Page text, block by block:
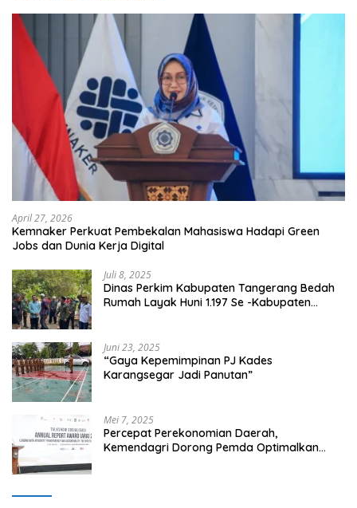
April 27, 2026
Kemnaker Perkuat Pembekalan Mahasiswa Hadapi Green
Jobs dan Dunia Kerja Digital
Juli 8, 2025
Dinas Perkim Kabupaten Tangerang Bedah
Rumah Layak Huni 1.197 Se -Kabupaten
Juni 23, 2025
“Gaya Kepemimpinan PJ Kades
Karangsegar Jadi Panutan”
Mei 7, 2025
Percepat Perekonomian Daerah,
Kemendagri Dorong Pemda Optimalkan